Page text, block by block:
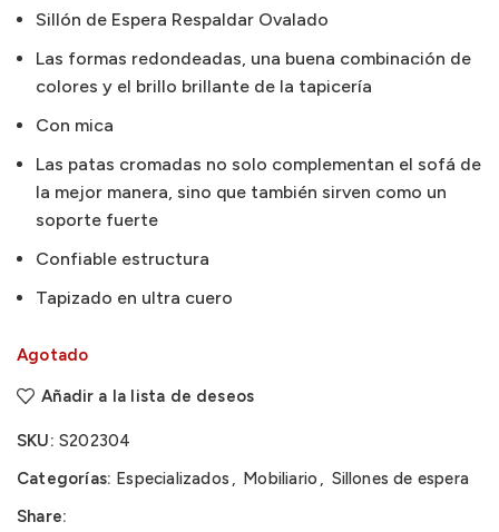
Sillón de Espera Respaldar Ovalado
Las formas redondeadas, una buena combinación de
colores y el brillo brillante de la tapicería
Con mica
Las patas cromadas no solo complementan el sofá de
la mejor manera, sino que también sirven como un
soporte fuerte
Confiable estructura
Tapizado en ultra cuero
Agotado
Añadir a la lista de deseos
SKU: S202304
Categorías: Especializados , Mobiliario , Sillones de espera
Share: